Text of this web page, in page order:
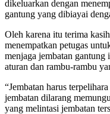
dikeluarkan dengan
gantung yang dibiayai
Oleh karena itu terima
menempatkan petugas
menjaga jembatan gantung
aturan dan rambu-rambu
“Jembatan harus
jembatan dilarang
yang melintasi jembatan